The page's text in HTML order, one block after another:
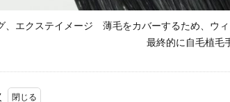
、エクステイメージ 薄毛をカバーするため、ウ
最終的に自毛植毛